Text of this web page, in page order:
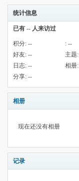
统计信息
已有 -- 人来访过
积分: -- : --
好友: -- 主题:
日志: -- 相册:
分享: --
相册
现在还没有相册
记录